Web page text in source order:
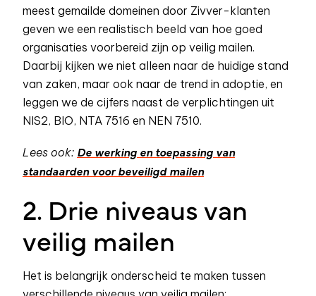
meest gemailde domeinen door Zivver-klanten
geven we een realistisch beeld van hoe goed
organisaties voorbereid zijn op veilig mailen.
Daarbij kijken we niet alleen naar de huidige stand
van zaken, maar ook naar de trend in adoptie, en
leggen we de cijfers naast de verplichtingen uit
NIS2, BIO, NTA 7516 en NEN 7510.
Lees ook: De werking en toepassing van
standaarden voor beveiligd mailen
2. Drie niveaus van
veilig mailen
Het is belangrijk onderscheid te maken tussen